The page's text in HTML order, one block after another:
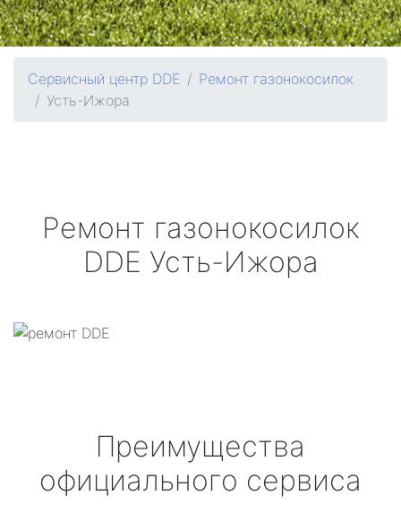
Сервисный центр DDE
Ремонт газонокосилок
Усть-Ижора
Ремонт газонокосилок
DDE Усть-Ижора
Преимущества
официального сервиса